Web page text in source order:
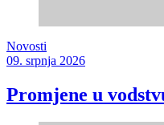
Novosti
09. srpnja 2026
Promjene u